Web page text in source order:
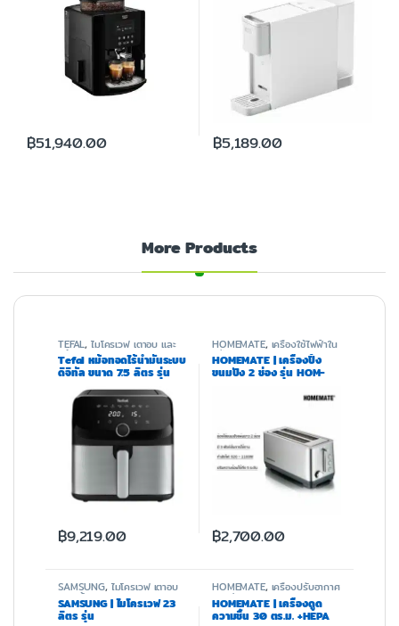
More Products
TEFAL,ไมโครเวฟ เตาอบ และ
หม้อทอด
Tefal หม้อทอดไร้น้ำมันระบบ
ดิจิทัล ขนาด 7.5 ลิตร รุ่น
EY855D68
฿9,219.00
HOMEMATE, เครื่องใช้ไฟฟ้าใน
ครัว
HOMEMATE | เครื่องปิ้ง
ขนมปัง 2 ช่อง รุ่น HOM-
฿2,700.00
SAMSUNG, ไมโครเวฟ เตาอบ
และหม้อทอด
SAMSUNG | ไมโครเวฟ 23
ลิตร รุ่น
HOMEMATE, เครื่องปรับอากาศ
และฟอกอากาศ
HOMEMATE | เครื่องดูด
ความชื้น 30 ตร.ม. +HEPA
฿51,940.00 ฿5,189.00